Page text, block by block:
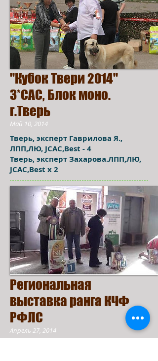
"Кубок Твери 2014"
3*САС, Блок моно.
г.Тверь
Май 10, 2014
Тверь, эксперт Гаврилова Я.,
ЛПП,ЛЮ, JCAC,Best - 4
Тверь, эксперт Захарова.ЛПП,ЛЮ,
JCAC,Best x 2
Региональная
выставка ранга КЧФ
РФЛС
Апрель 27, 2014